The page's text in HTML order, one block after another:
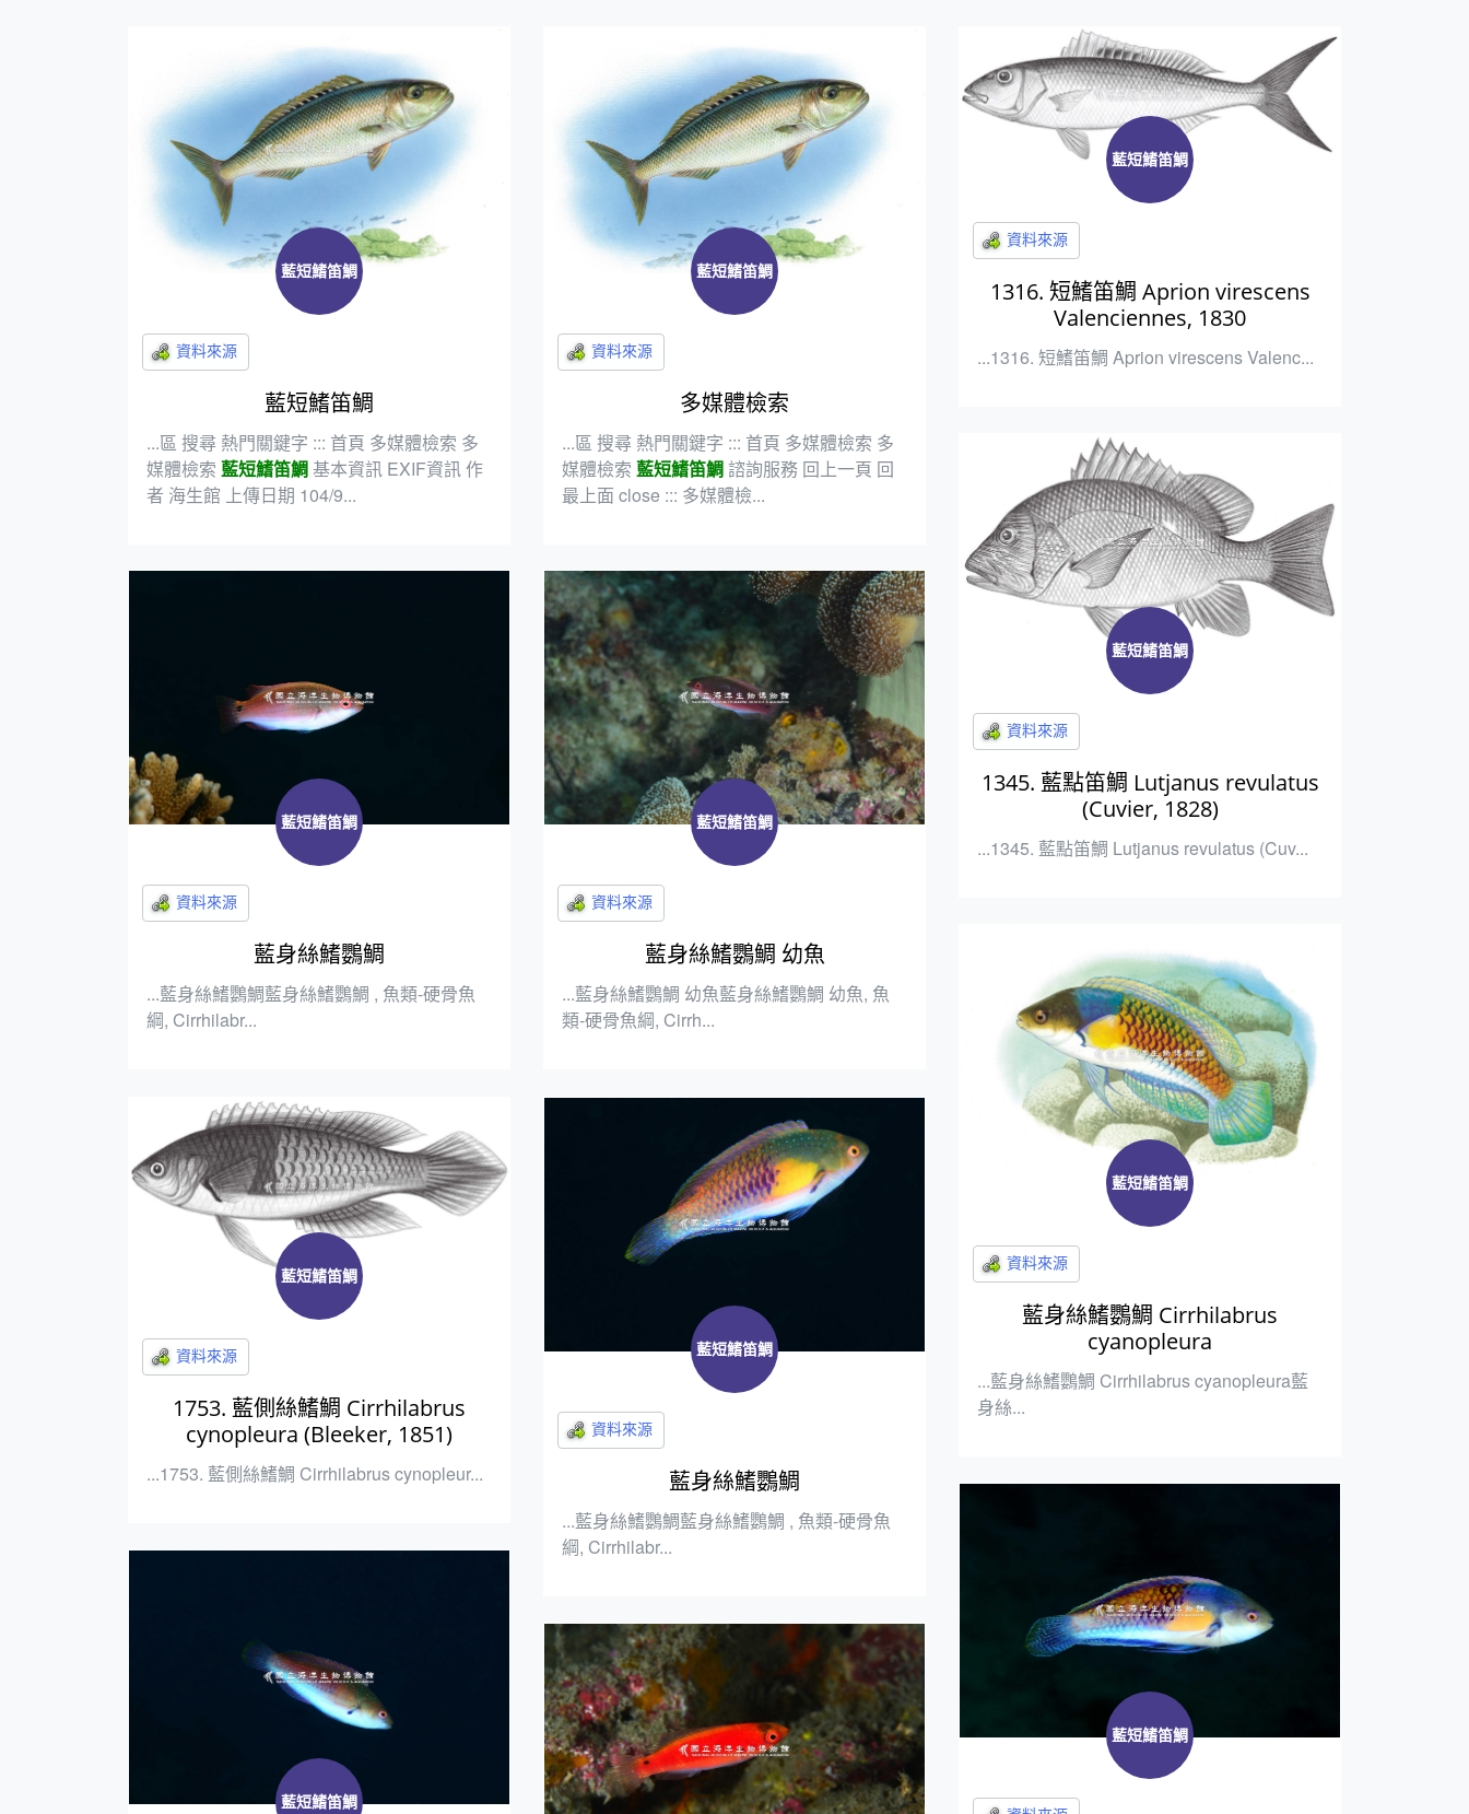
藍短鰭笛鯛
藍短鰭笛鯛
...區 搜尋 熱門關鍵字 ::: 首頁 多媒體檢索 多
媒體檢索 藍短鰭笛鯛基本資訊 EXIF資訊 作
者 海生館 上傳日期 104/9...
藍短鰭笛鯛
多媒體檢索
...區 搜尋 熱門關鍵字 ::: 首頁 多媒體檢索 多
媒體檢索 藍短鰭笛鯛諮詢服務 回上一頁 回
最上面 close ::: 多媒體檢...
藍短鰭笛鯛
1316. 短鰭笛鯛 Aprion virescens
Valenciennes, 1830
...1316. 短鰭笛鯛 Aprion virescens Valenc...
藍短鰭笛鯛
1345. 藍點笛鯛 Lutjanus revulatus
(Cuvier, 1828)
...1345. 藍點笛鯛 Lutjanus revulatus (Cuv...
藍短鰭笛鯛
藍身絲鰭鸚鯛
...藍身絲鰭鸚鯛藍身絲鰭鸚鯛 , 魚類-硬骨魚
綱, Cirrhilabr...
藍短鰭笛鯛
藍身絲鰭鸚鯛 幼魚
...藍身絲鰭鸚鯛 幼魚藍身絲鰭鸚鯛 幼魚, 魚
類-硬骨魚綱, Cirrh...
藍短鰭笛鯛
藍身絲鰭鸚鯛 Cirrhilabrus
cyanopleura
...藍身絲鰭鸚鯛 Cirrhilabrus cyanopleura藍
身絲...
藍短鰭笛鯛
1753. 藍側絲鰭鯛 Cirrhilabrus
cynopleura (Bleeker, 1851)
...1753. 藍側絲鰭鯛 Cirrhilabrus cynopleur...
藍短鰭笛鯛
藍身絲鰭鸚鯛
...藍身絲鰭鸚鯛藍身絲鰭鸚鯛 , 魚類-硬骨魚
綱, Cirrhilabr...
藍短鰭笛鯛
藍短鰭笛鯛